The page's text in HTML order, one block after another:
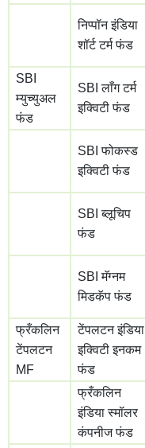
निप्पॉन इंडिया
शॉर्ट टर्म फंड
SBI
म्युच्युअल
फंड
SBI लाँग टर्म
इक्विटी फंड
SBI फोकस्ड
इक्विटी फंड
SBI ब्लूचिप
फंड
SBI मॅग्नम
मिडकॅप फंड
फ्रँकलिन
टेंपलटन
MF
टेंपलटन इंडिया
इक्विटी इनकम
फंड
फ्रँकलिन
इंडिया स्मॉलर
कंपनीज फंड